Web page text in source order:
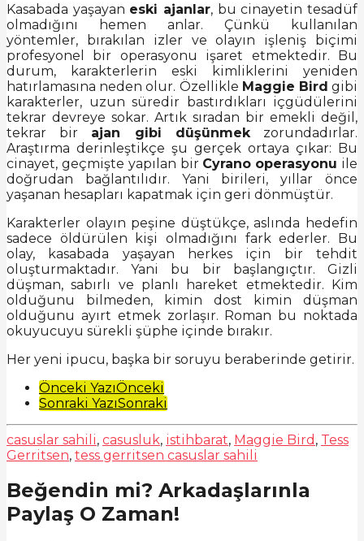
Kasabada yaşayan eski ajanlar, bu cinayetin tesadüf
olmadığını hemen anlar. Çünkü kullanılan
yöntemler, bırakılan izler ve olayın işleniş biçimi
profesyonel bir operasyonu işaret etmektedir. Bu
durum, karakterlerin eski kimliklerini yeniden
hatırlamasına neden olur. Özellikle Maggie Bird gibi
karakterler, uzun süredir bastırdıkları içgüdülerini
tekrar devreye sokar. Artık sıradan bir emekli değil,
tekrar bir ajan gibi düşünmekzorundadırlar.
Araştırma derinleştikçe şu gerçek ortaya çıkar: Bu
cinayet, geçmişte yapılan bir Cyrano operasyonu ile
doğrudan bağlantılıdır. Yani birileri, yıllar önce
yaşanan hesapları kapatmak için geri dönmüştür.
Karakterler olayın peşine düştükçe, aslında hedefin
sadece öldürülen kişi olmadığını fark ederler. Bu
olay, kasabada yaşayan herkes için bir tehdit
oluşturmaktadır. Yani bu bir başlangıçtır. Gizli
düşman, sabırlı ve planlı hareket etmektedir. Kim
olduğunu bilmeden, kimin dost kimin düşman
olduğunu ayırt etmek zorlaşır. Roman bu noktada
okuyucuyu sürekli şüphe içinde bırakır.
Her yeni ipucu, başka bir soruyu beraberinde getirir.
Post
Pagination
Önceki YazıÖnceki
Sonraki YazıSonraki
casuslar sahili, casusluk, istihbarat, Maggie Bird , Tess
Gerritsen, tess gerritsen casuslar sahili
Beğendin mi? Arkadaşlarınla
Paylaş O Zaman!